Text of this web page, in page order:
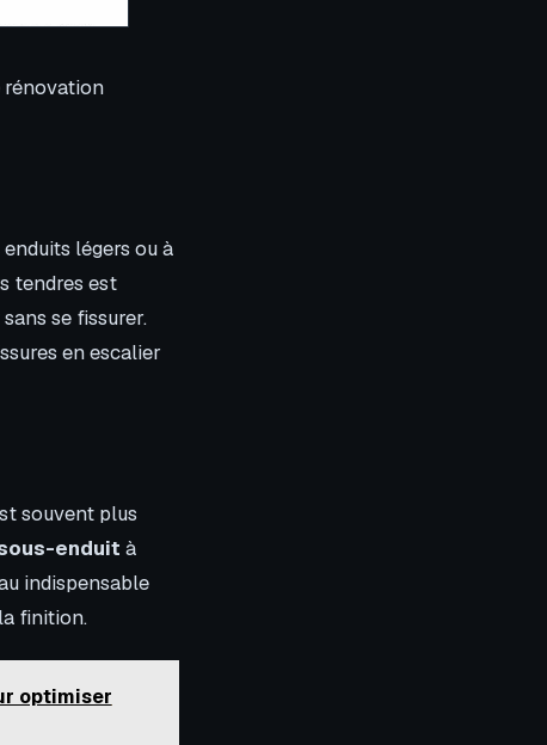
rénovation
légers ou à
tendres est
se fissurer.
en escalier
souvent plus
enduit à
indispensable
finition.
optimiser